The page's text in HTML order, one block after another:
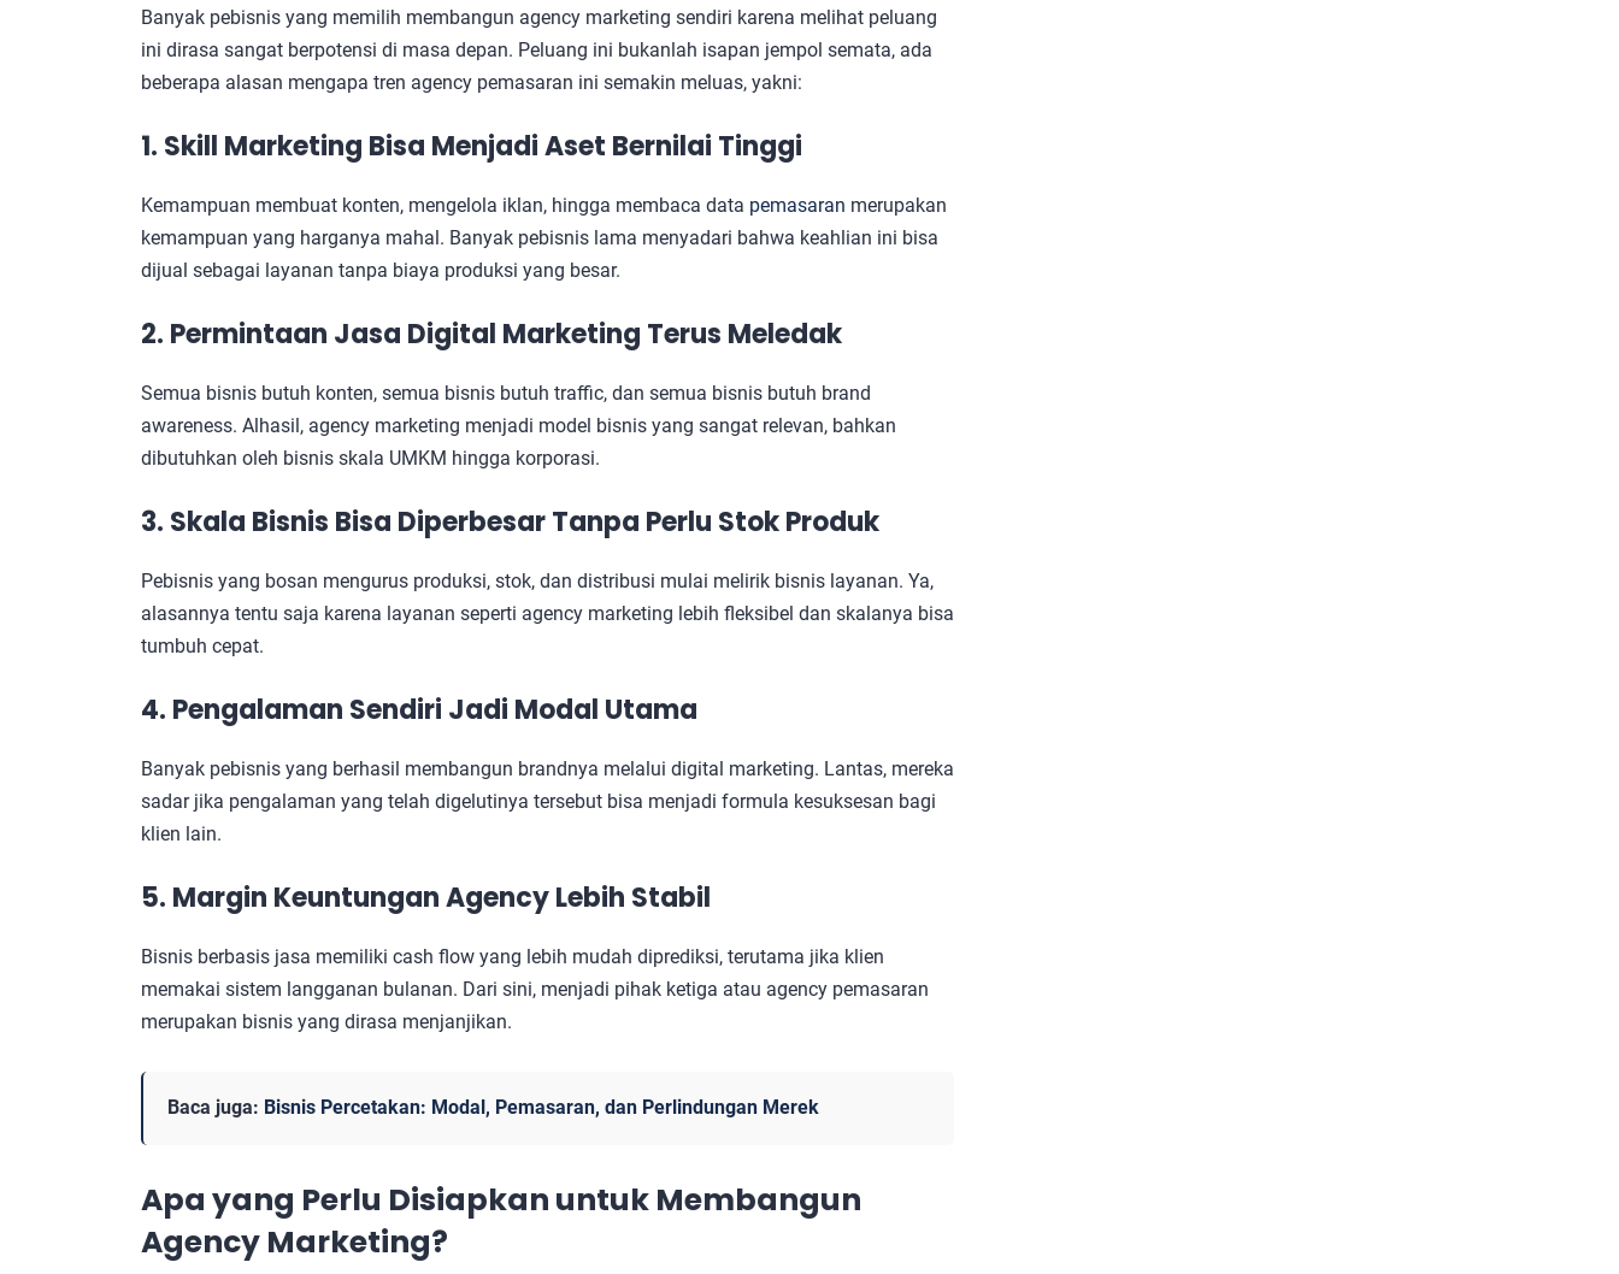
Banyak pebisnis yang memilih membangun agency marketing sendiri karena melihat peluang
ini dirasa sangat berpotensi di masa depan. Peluang ini bukanlah isapan jempol semata, ada
beberapa alasan mengapa tren agency pemasaran ini semakin meluas, yakni:
1. Skill Marketing Bisa Menjadi Aset Bernilai Tinggi
Kemampuan membuat konten, mengelola iklan, hingga membaca data pemasaran merupakan
kemampuan yang harganya mahal. Banyak pebisnis lama menyadari bahwa keahlian ini bisa
dijual sebagai layanan tanpa biaya produksi yang besar.
2. Permintaan Jasa Digital Marketing Terus Meledak
Semua bisnis butuh konten, semua bisnis butuh traffic, dan semua bisnis butuh brand
awareness. Alhasil, agency marketing menjadi model bisnis yang sangat relevan, bahkan
dibutuhkan oleh bisnis skala UMKM hingga korporasi.
3. Skala Bisnis Bisa Diperbesar Tanpa Perlu Stok Produk
Pebisnis yang bosan mengurus produksi, stok, dan distribusi mulai melirik bisnis layanan. Ya,
alasannya tentu saja karena layanan seperti agency marketing lebih fleksibel dan skalanya bisa
tumbuh cepat.
4. Pengalaman Sendiri Jadi Modal Utama
Banyak pebisnis yang berhasil membangun brandnya melalui digital marketing. Lantas, mereka
sadar jika pengalaman yang telah digelutinya tersebut bisa menjadi formula kesuksesan bagi
klien lain.
5. Margin Keuntungan Agency Lebih Stabil
Bisnis berbasis jasa memiliki cash flow yang lebih mudah diprediksi, terutama jika klien
memakai sistem langganan bulanan. Dari sini, menjadi pihak ketiga atau agency pemasaran
merupakan bisnis yang dirasa menjanjikan.
Baca juga: Bisnis Percetakan: Modal, Pemasaran, dan Perlindungan Merek
Apa yang Perlu Disiapkan untuk Membangun
Agency Marketing?